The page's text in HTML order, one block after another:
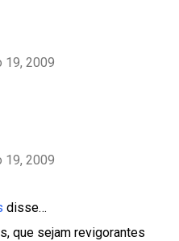
19, 2009
19, 2009
disse…
que sejam revigorantes